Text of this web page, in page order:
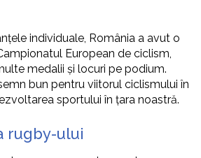
individuale, România a avut o
European de ciclism,
medalii și locuri pe podium.
bun pentru viitorul ciclismului în
sportului în țara noastră.
rugby-ului